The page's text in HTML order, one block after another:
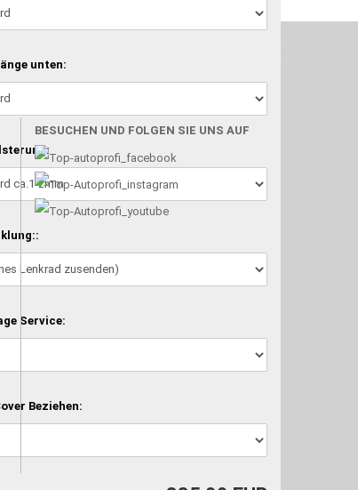
unten:
Service:
Beziehen:
hochwertige Materialien und nehmen uns für jeden Arbeitsschritt
BESUCHEN UND FOLGEN SIE UNS AUF